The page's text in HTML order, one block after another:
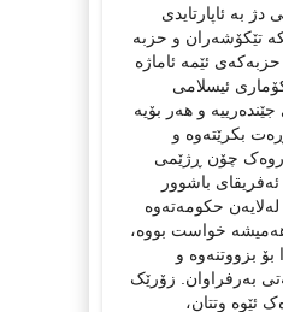
دژ بە ئاپارتایدی
تێکۆشەران و حزبە
ئێمە ئاماژە
ئیسلامی
جێندەرییە و هەر بۆیە
ڕەت بکرێتەوە و
چۆن ڕژێمی
باشوور
لەلایەن حکومەتەوە
خواست بووە،
بزووتنەوە و
بەرفراوان. زۆرێک
ئێوە وتتان،